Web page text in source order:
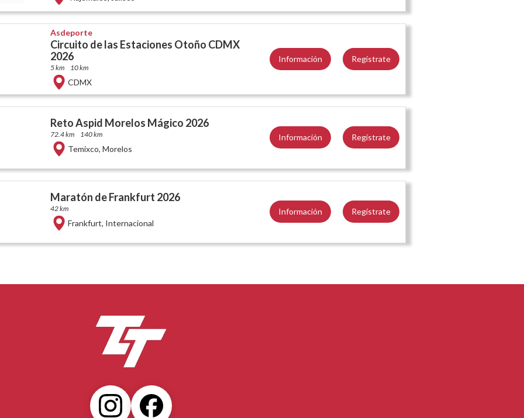
Asdeporte
Circuito de las Estaciones Otoño CDMX
2026
5 km 10 km
CDMX
Información Regístrate
Reto Aspid Morelos Mágico 2026
72.4 km 140 km
Temixco, Morelos
Información Regístrate
Maratón de Frankfurt 2026
42 km
Frankfurt, Internacional
Información Regístrate